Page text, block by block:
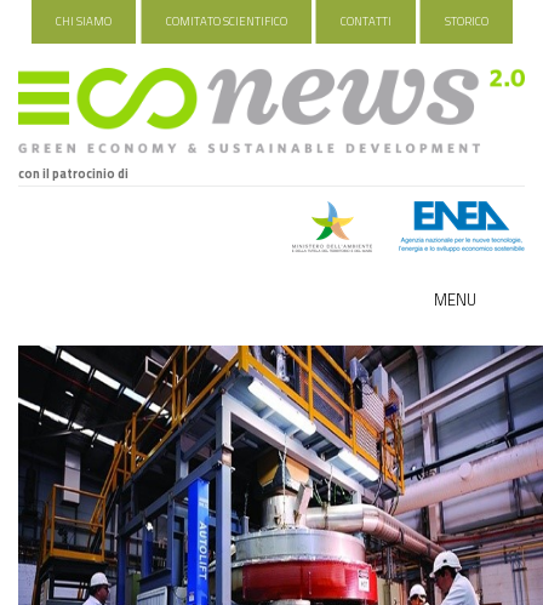
CHI SIAMO COMITATO SCIENTIFICO CONTATTI STORICO
con il patrocinio di
MENU
ECO-NOMY
INDUSTRIA VERDE
FOOD&TRAVEL
HEALTH&WELLNESS
GREEN TECH